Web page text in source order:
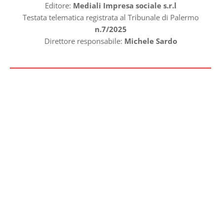
Editore: Mediali Impresa sociale s.r.l
Testata telematica registrata al Tribunale di Palermo
n.7/2025
Direttore responsabile: Michele Sardo